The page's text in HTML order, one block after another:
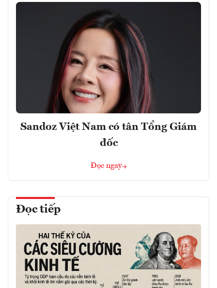
Sandoz Việt Nam có tân Tổng Giám
đốc
Đọc ngay
Đọc tiếp